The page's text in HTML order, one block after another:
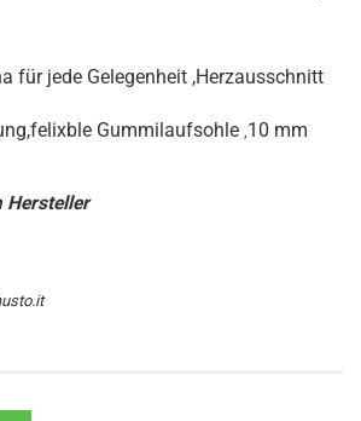
für jede Gelegenheit ,Herzausschnitt
felixble Gummilaufsohle ,10 mm